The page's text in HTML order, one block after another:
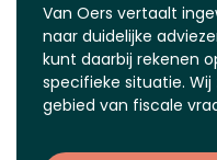
Van Oers vertaalt
naar duidelijke
kunt daarbij rekenen
specifieke situatie.
gebied van fiscale